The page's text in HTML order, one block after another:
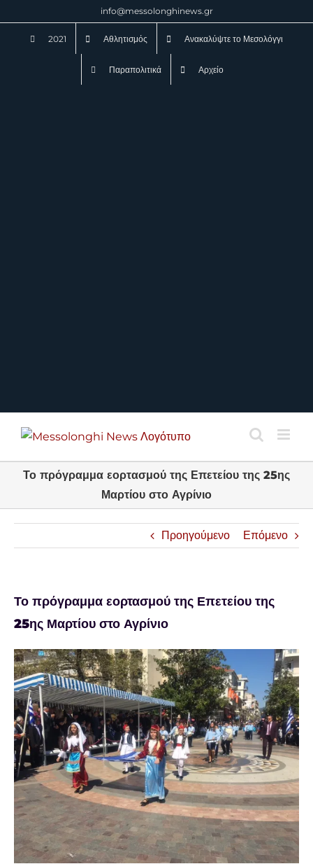
info@messolonghinews.gr
2021 Αθλητισμός Ανακαλύψτε το Μεσολόγγι
Παραπολιτικά Αρχείο
Το πρόγραμμα εορτασμού της Επετείου της 25ης
Μαρτίου στο Αγρίνιο
Προηγούμενο Επόμενο
Το πρόγραμμα εορτασμού της Επετείου της
25ης Μαρτίου στο Αγρίνιο
Προβολή
μεγαλύτερης
εικόνας